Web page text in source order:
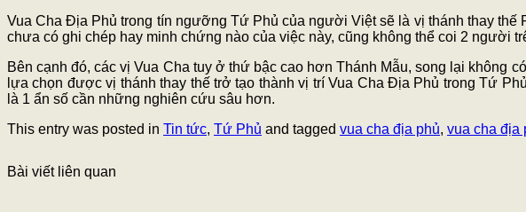
Vua Cha Địa Phủ trong tín ngưỡng Tứ Phủ của người Việt sẽ là vị thánh thay
chưa có ghi chép hay minh chứng nào của việc này, cũng không thể coi 2 người
Bên cạnh đó, các vị Vua Cha tuy ở thứ bậc cao hơn Thánh Mẫu, song lại
lựa chọn được vị thánh thay thế trở tạo thành vị trí Vua Cha Địa Phủ trong Tứ
là 1 ẩn số cần những nghiên cứu sâu hơn.
This entry was posted in Tin tức, Tứ Phủ and tagged vua cha địa phủ, vua cha địa
Bài viết liên quan